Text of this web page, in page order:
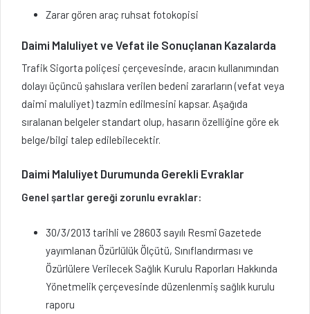
Zarar gören araç ruhsat fotokopisi
Daimi Maluliyet ve Vefat ile Sonuçlanan Kazalarda
Trafik Sigorta poliçesi çerçevesinde, aracın kullanımından
dolayı üçüncü şahıslara verilen bedeni zararların (vefat veya
daimi maluliyet) tazmin edilmesini kapsar. Aşağıda
sıralanan belgeler standart olup, hasarın özelliğine göre ek
belge/bilgi talep edilebilecektir.
Daimi Maluliyet Durumunda Gerekli Evraklar
Genel şartlar gereği zorunlu evraklar:
30/3/2013 tarihli ve 28603 sayılı Resmî Gazetede
yayımlanan Özürlülük Ölçütü, Sınıflandırması ve
Özürlülere Verilecek Sağlık Kurulu Raporları Hakkında
Yönetmelik çerçevesinde düzenlenmiş sağlık kurulu
raporu